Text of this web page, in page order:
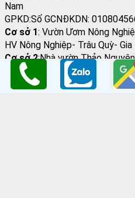
Nam
GPKD:Số GCNĐKDN:
Cơ sở 1: Vườn Ươm Nông
HV Nông Nghiệp- Trâu Quỳ-
Cơ sở 2:Nhà vườn Thảo
ĐC: Đường Lý Thánh Tông, Đa
Email: